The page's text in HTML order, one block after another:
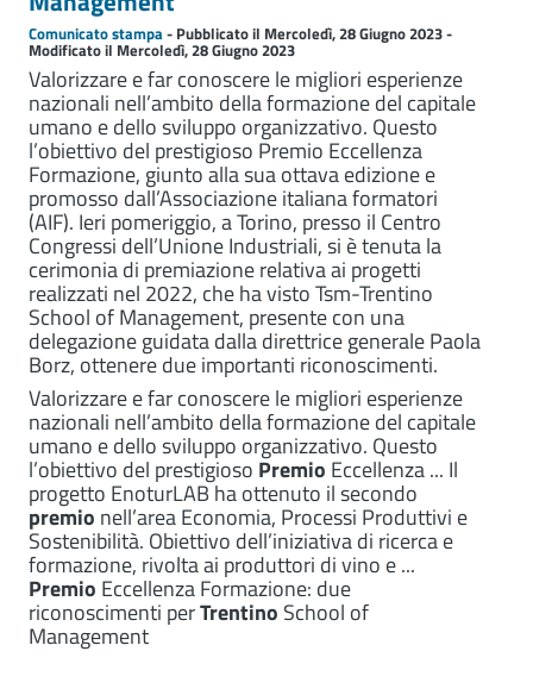
Comunicato stampa- Pubblicato il Mercoledì, 28 Giugno 2023 -
Modificato il Mercoledì, 28 Giugno 2023
Valorizzare e far conoscere le migliori esperienze
nazionali nell’ambito della formazione del capitale
umano e dello sviluppo organizzativo. Questo
l’obiettivo del prestigioso Premio Eccellenza
Formazione, giunto alla sua ottava edizione e
promosso dall’Associazione italiana formatori
(AIF). Ieri pomeriggio, a Torino, presso il Centro
Congressi dell’Unione Industriali, si è tenuta la
cerimonia di premiazione relativa ai progetti
realizzati nel 2022, che ha visto Tsm-Trentino
School of Management, presente con una
delegazione guidata dalla direttrice generale Paola
Borz, ottenere due importanti riconoscimenti.
Valorizzare e far conoscere le migliori esperienze
nazionali nell’ambito della formazione del capitale
umano e dello sviluppo organizzativo. Questo
l’obiettivo del prestigioso Premio Eccellenza ... Il
progetto EnoturLAB ha ottenuto il secondo
premio nell’area Economia, Processi Produttivi e
Sostenibilità. Obiettivo dell’iniziativa di ricerca e
formazione, rivolta ai produttori di vino e ...
Premio Eccellenza Formazione: due
riconoscimenti perTrentino School of
Management